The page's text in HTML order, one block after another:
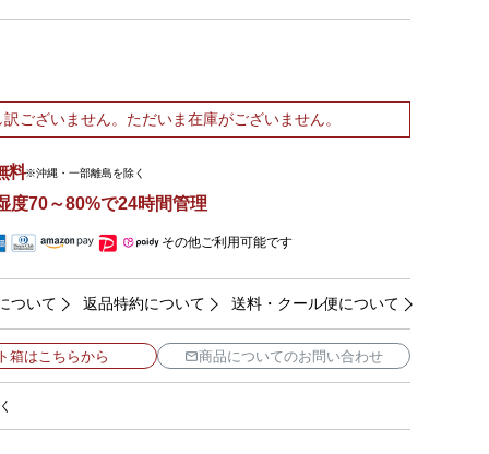
訳ございません。ただいま在庫がございません。
料※沖縄・一部離島を除く
度70～80%で24時間管理
その他ご利用可能です
ついて 返品特約について 送料・クール便について
箱はこちらから 商品についてのお問い合わせ